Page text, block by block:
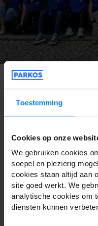
Toestemming
Cookies op onze
We gebruiken cookies
soepel en plezierig
cookies staan altijd aan
site goed werkt. We
analytische cookies om
diensten kunnen
prestaties
Met Parkos
prijzen